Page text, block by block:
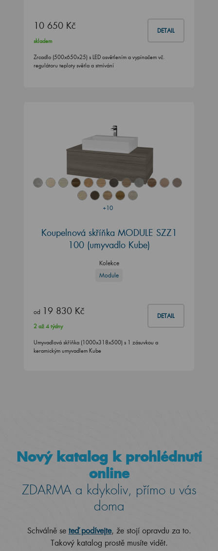
10 650 Kč DETAIL
skladem
Zrcadlo (500x650x25) s LED osvětlením a vypínačem vč.
regulátoru teploty světla a stmívání
+10
Koupelnová skříňka MODULE SZZ1
100 (umyvadlo Kube)
Kolekce
Module
od 19 830 Kč DETAIL
2 až 4 týdny
Umyvadlová skříňka (1000x318x500) s 1 zásuvkou a
keramickým umyvadlem Kube
Nový katalog k prohlédnutí
online
ZDARMA a kdykoliv, přímo u vás
doma
Schválně se teď podívejte, že stojí opravdu za to.
Takový katalog prostě musíte vidět.